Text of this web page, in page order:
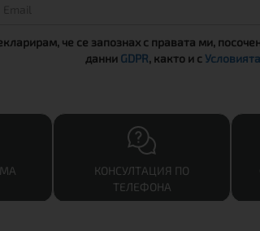
че се запознах с правата ми,
данни GDPR, както и с
КОНСУЛТАЦИЯ ПО
ТЕЛЕФОНА